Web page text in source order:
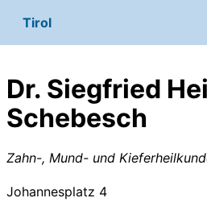
Tirol
Dr. Siegfried
Schebesch
Zahn-, Mund- und
Johannesplatz 4